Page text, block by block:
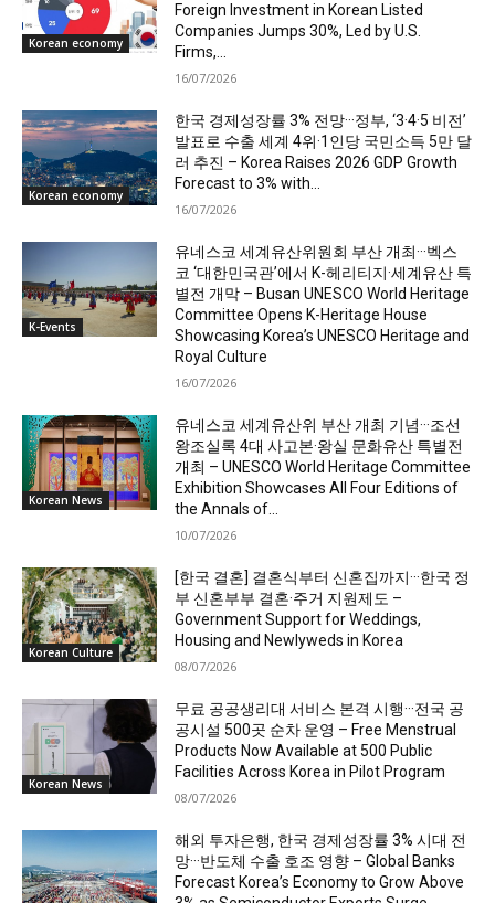
Korean economy
Foreign Investment in Korean Listed
Companies Jumps 30%, Led by U.S.
Firms,...
16/07/2026
Korean economy
한국 경제성장률 3% 전망···정부, ‘3·4·5 비전’
발표로 수출 세계 4위·1인당 국민소득 5만 달
러 추진 – Korea Raises 2026 GDP Growth
Forecast to 3% with...
16/07/2026
K-Events
유네스코 세계유산위원회 부산 개최···벡스
코 ‘대한민국관’에서 K-헤리티지·세계유산 특
별전 개막 – Busan UNESCO World Heritage
Committee Opens K-Heritage House
Showcasing Korea’s UNESCO Heritage and
Royal Culture
16/07/2026
Korean News
유네스코 세계유산위 부산 개최 기념···조선
왕조실록 4대 사고본·왕실 문화유산 특별전
개최 – UNESCO World Heritage Committee
Exhibition Showcases All Four Editions of
the Annals of...
10/07/2026
Korean Culture
[한국 결혼] 결혼식부터 신혼집까지···한국 정
부 신혼부부 결혼·주거 지원제도 –
Government Support for Weddings,
Housing and Newlyweds in Korea
08/07/2026
Korean News
무료 공공생리대 서비스 본격 시행···전국 공
공시설 500곳 순차 운영 – Free Menstrual
Products Now Available at 500 Public
Facilities Across Korea in Pilot Program
08/07/2026
해외 투자은행, 한국 경제성장률 3% 시대 전
망···반도체 수출 호조 영향 – Global Banks
Forecast Korea’s Economy to Grow Above